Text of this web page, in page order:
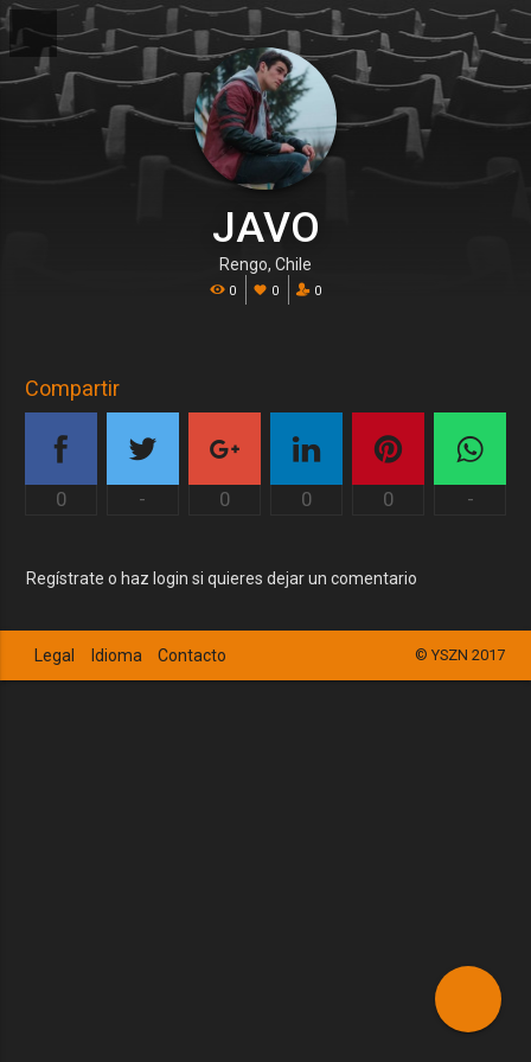
JAVO
Rengo, Chile
0 0 0
Compartir
0 - 0 0 0 -
Regístrate o haz login si quieres dejar un comentario
© YSZN 2017
Legal Idioma Contacto